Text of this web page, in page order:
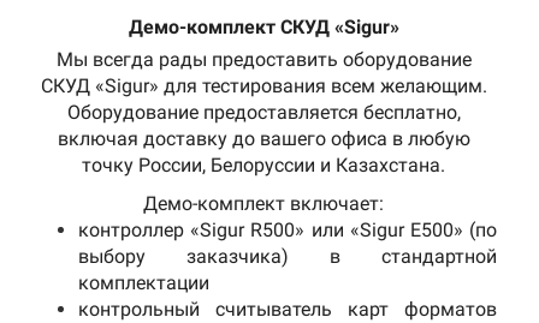
Демо-комплект СКУД «Sigur»
Мы всегда рады предоставить оборудование
СКУД «Sigur» для тестирования всем желающим.
Оборудование предоставляется бесплатно,
включая доставку до вашего офиса в любую
точку России, Белоруссии и Казахстана.
Демо-комплект включает:
контроллер «Sigur R500» или «Sigur E500» (по
выбору заказчика) в стандартной
комплектации
контрольный считыватель карт форматов